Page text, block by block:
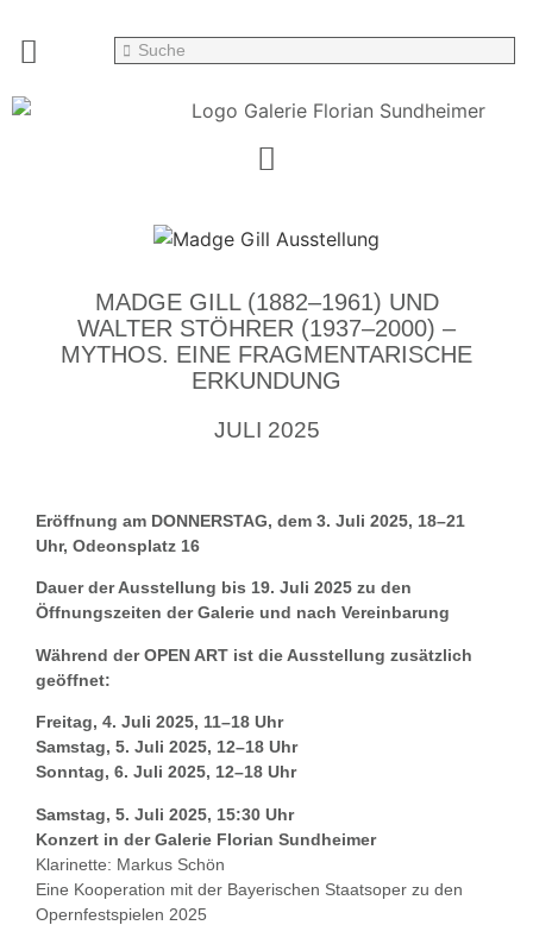
MADGE GILL (1882–1961) UND
WALTER STÖHRER (1937–2000) –
MYTHOS. EINE FRAGMENTARISCHE
ERKUNDUNG
JULI 2025
Eröffnung am DONNERSTAG, dem 3. Juli 2025, 18–21
Uhr, Odeonsplatz 16
Dauer der Ausstellung bis 19. Juli 2025 zu den
Öffnungszeiten der Galerie und nach Vereinbarung
Während der OPEN ART ist die Ausstellung zusätzlich
geöffnet:
Freitag, 4. Juli 2025, 11–18 Uhr
Samstag, 5. Juli 2025, 12–18 Uhr
Sonntag, 6. Juli 2025, 12–18 Uhr
Samstag, 5. Juli 2025, 15:30 Uhr
Konzert in der Galerie Florian Sundheimer
Klarinette: Markus Schön
Eine Kooperation mit der Bayerischen Staatsoper zu den
Opernfestspielen 2025